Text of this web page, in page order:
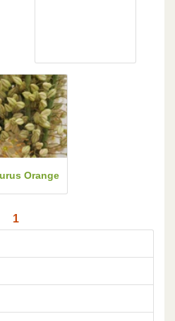
Orange
1